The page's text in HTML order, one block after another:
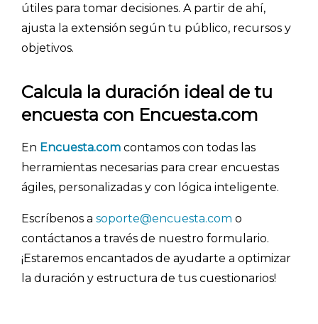
útiles para tomar decisiones. A partir de ahí,
ajusta la extensión según tu público, recursos y
objetivos.
Calcula la duración ideal de tu
encuesta con Encuesta.com
En Encuesta.com contamos con todas las
herramientas necesarias para crear encuestas
ágiles, personalizadas y con lógica inteligente.
Escríbenos a soporte@encuesta.com o
contáctanos a través de nuestro formulario.
¡Estaremos encantados de ayudarte a optimizar
la duración y estructura de tus cuestionarios!